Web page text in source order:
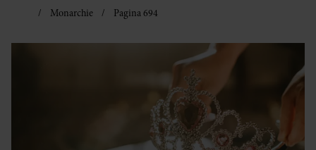
Monarchie Pagina 694